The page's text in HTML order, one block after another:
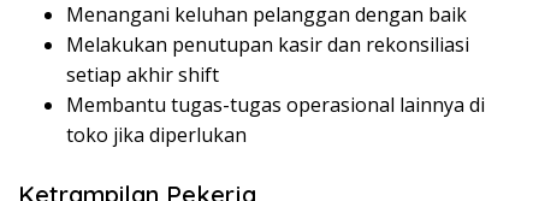
Menangani keluhan pelanggan dengan baik
Melakukan penutupan kasir dan rekonsiliasi
setiap akhir shift
Membantu tugas-tugas operasional lainnya di
toko jika diperlukan
Ketrampilan Pekerja